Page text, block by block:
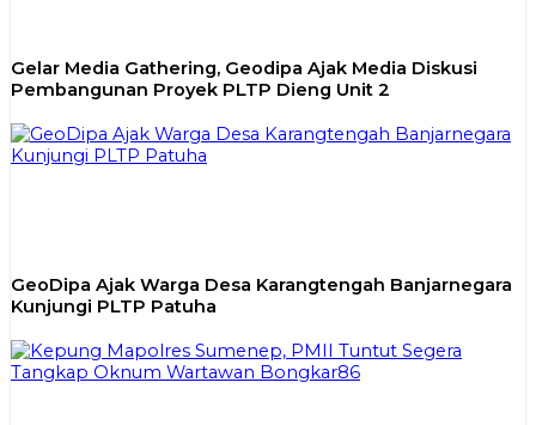
Gelar Media Gathering, Geodipa Ajak Media Diskusi
Pembangunan Proyek PLTP Dieng Unit 2
GeoDipa Ajak Warga Desa Karangtengah Banjarnegara
Kunjungi PLTP Patuha